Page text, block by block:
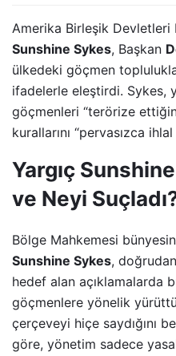
Amerika Birleşik Devletleri
Sunshine Sykes, Başkan
ülkedeki göçmen
ifadelerle eleştirdi. Sykes,
göçmenleri “terörize
kurallarını “pervasızca
Yargıç
ve Neyi
Bölge Mahkemesi
Sunshine Sykes, doğrudan
hedef alan açıklamalarda
göçmenlere yönelik
çerçeveyi hiçe saydığını
göre, yönetim sadece